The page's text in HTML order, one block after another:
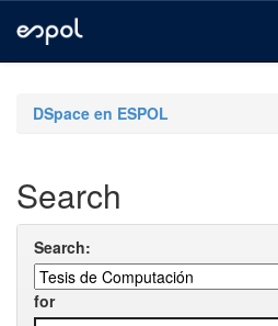
navigationDSpace en ESPOL
Search
Search:
for